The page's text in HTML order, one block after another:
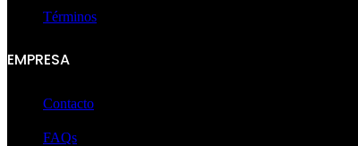
Términos
EMPRESA
Contacto
FAQs